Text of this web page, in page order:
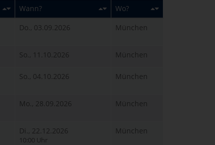
Wann?
Wo?
Do., 03.09.2026 München
So., 11.10.2026 München
So., 04.10.2026 München
Mo., 28.09.2026 München
Di., 22.12.2026
10:00 Uhr
München